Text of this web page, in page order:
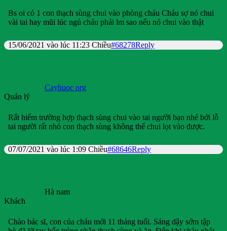
Bs oi có 1 con thạch sùng chui vào phòng cháu Cháu sợ nó chui
vài tai hay mũi lúc ngủ cháu phải lm sao nếu nó chui vào thật
15/06/2021 vào lúc 11:23 Chiều#68278Reply
Cayhuoc org
Quản lý
Rất hiếm trường hợp thạch sùng chui vào tai người bạn nhé bởi lỗ
tai người rất nhỏ con thạch sùng không thể chui lọt vào được.
07/07/2021 vào lúc 1:09 Chiều#68646Reply
Hà nam
Khách
Chào bác sĩ, con của cháu mới 11 tháng tuổi. Sáng dậy sớm tập